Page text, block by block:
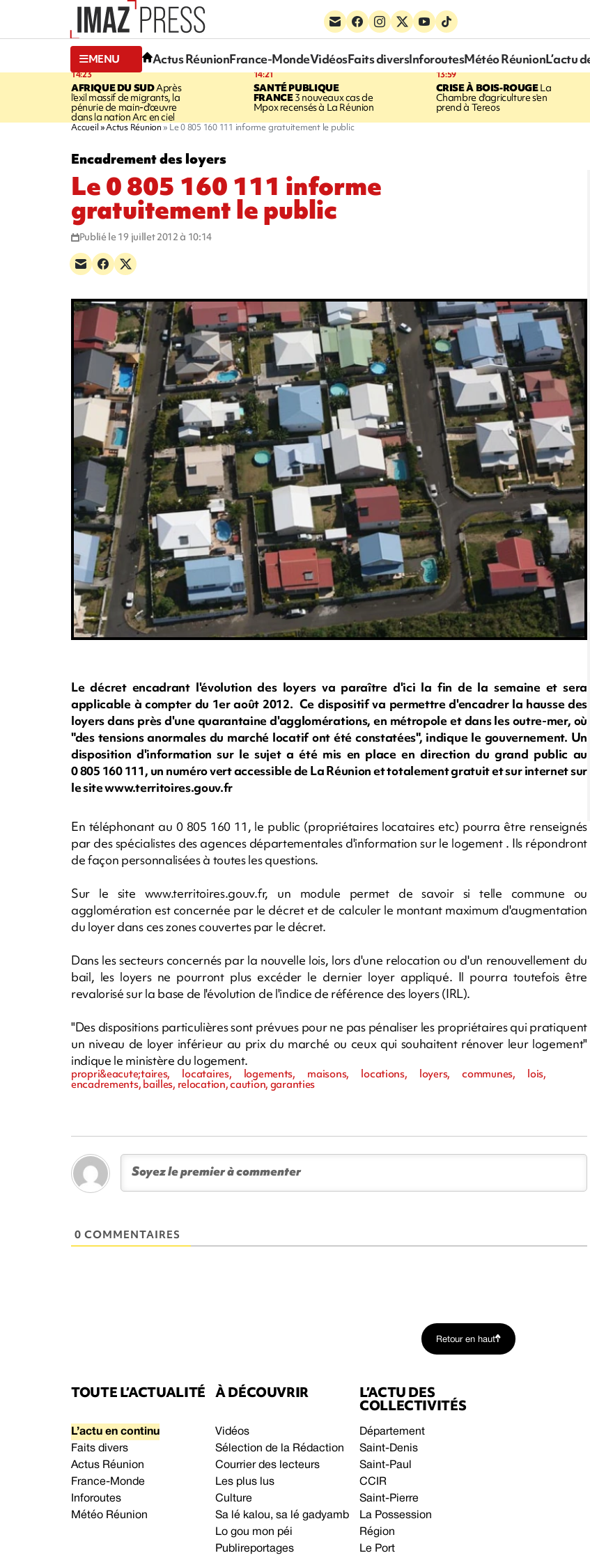
MENU Actus RéunionFrance-MondeVidéosFaits diversInforoutesMétéo RéunionL’actu
14:23
AFRIQUE DU SUDAprès
l'exil massif de migrants, la
pénurie de main-d'œuvre
dans la nation Arc en ciel
14:21
SANTÉ PUBLIQUE
FRANCE3 nouveaux cas de
Mpox recensés à La Réunion
13:59
CRISE À BOIS-ROUGELa
Chambre d'agriculture s'en
prend à Tereos
Accueil Actus Réunion Le 0 805 160 111 informe gratuitement le public
Encadrement des loyers
Le 0 805 160 111 informe
gratuitement le public
Publié le 19 juillet 2012 à 10:14
Le décret encadrant l'évolution des loyers va paraître d'ici la fin de la semaine et sera
applicable à compter du 1er août 2012. Ce dispositif va permettre d'encadrer la hausse des
loyers dans près d'une quarantaine d'agglomérations, en métropole et dans les outre-mer, où
"des tensions anormales du marché locatif ont été constatées", indique le gouvernement. Un
disposition d'information sur le sujet a été mis en place en direction du grand public au
0 805 160 111, un numéro vert accessible de La Réunion et totalement gratuit et sur internet sur
le site www.territoires.gouv.fr
En téléphonant au 0 805 160 11, le public (propriétaires locataires etc) pourra être renseignés
par des spécialistes des agences départementales d'information sur le logement . Ils répondront
de façon personnalisées à toutes les questions.
Sur le site www.territoires.gouv.fr, un module permet de savoir si telle commune ou
agglomération est concernée par le décret et de calculer le montant maximum d'augmentation
du loyer dans ces zones couvertes par le décret.
Dans les secteurs concernés par la nouvelle lois, lors d'une relocation ou d'un renouvellement du
bail, les loyers ne pourront plus excéder le dernier loyer appliqué. Il pourra toutefois être
revalorisé sur la base de l'évolution de l'indice de référence des loyers (IRL).
"Des dispositions particulières sont prévues pour ne pas pénaliser les propriétaires qui pratiquent
un niveau de loyer inférieur au prix du marché ou ceux qui souhaitent rénover leur logement"
indique le ministère du logement.
propri&eacute;taires, locataires, logements, maisons, locations, loyers, communes, lois,
encadrements, bailles, relocation, caution, garanties
0 COMMENTAIRES
Retour en haut
TOUTE L’ACTUALITÉ
L’actu en continu
Faits divers
Actus Réunion
France-Monde
Inforoutes
Météo Réunion
À DÉCOUVRIR
Vidéos
Sélection de la Rédaction
Courrier des lecteurs
Les plus lus
Culture
Sa lé kalou, sa lé gadyamb
Lo gou mon péi
Publireportages
L’ACTU DES
COLLECTIVITÉS
Département
Saint-Denis
Saint-Paul
CCIR
Saint-Pierre
La Possession
Région
Le Port